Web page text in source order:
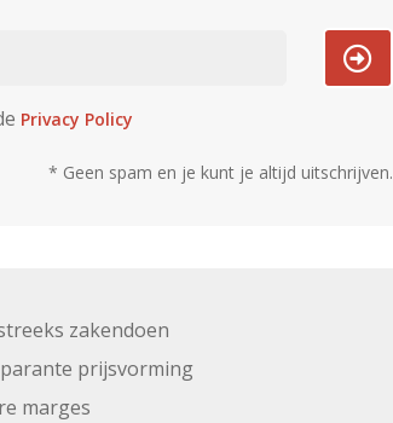
Privacy Policy
* Geen spam en je kunt je altijd uitschrijven.
zakendoen
prijsvorming
marges